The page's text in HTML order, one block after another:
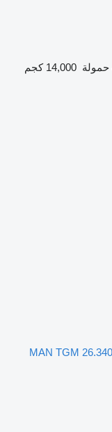
حمولة 14,000 كجم